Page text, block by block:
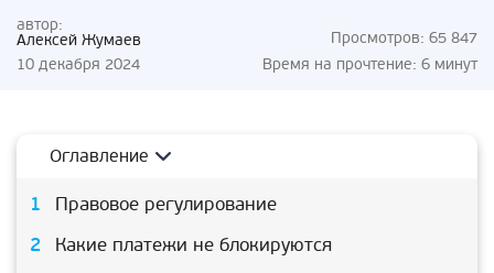
автор:
Алексей Жумаев
10 декабря 2024
Просмотров: 65 847
Время на прочтение: 6 минут
Оглавление
Правовое регулирование
Какие платежи не блокируются